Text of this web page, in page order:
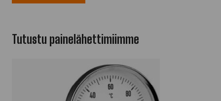
Tutustu painelähettimiimme